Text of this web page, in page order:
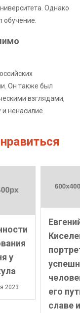
Однако
обучение.
Он также был
взглядами,
ненасилие.
у
2023
его
славе и